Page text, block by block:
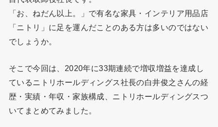
「お、ねだん以上。」で有名な家具・インテリア用品店
「ニトリ」に足を運んだことのある方は多いのではない
でしょうか。
そこで今回は、2020年に33期連続で増収増益を達成し
ているニトリホールディングス社長の白井俊之さんの経
歴・実績・年収・家族構成、ニトリホールディングスつ
いてまとめてみました。